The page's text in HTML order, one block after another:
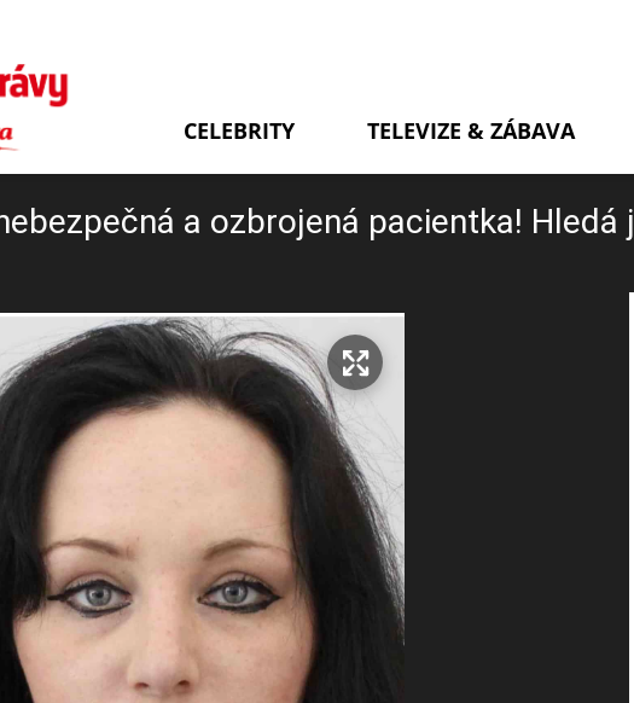
CELEBRITY TELEVIZE & ZÁBAVA
a ozbrojená pacientka! Hledá